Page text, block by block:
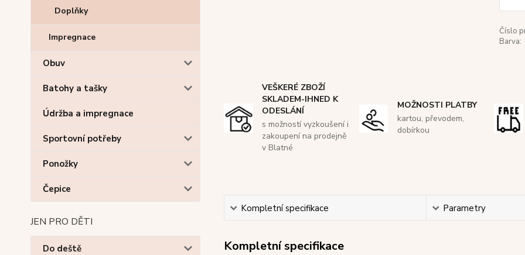
Doplňky
Impregnace
Obuv
Batohy a tašky
Údržba a impregnace
Sportovní potřeby
Ponožky
Čepice
JEN PRO DĚTI
Do deště
Číslo
Barva:
VEŠKERÉ ZBOŽÍ
SKLADEM-IHNED K
ODESLÁNÍ
s možností vyzkoušení i
zakoupení na prodejně
v Blatné
MOŽNOSTI PLATBY
kartou, převodem,
dobírkou
Kompletní specifikace Parametry
Kompletní specifikace